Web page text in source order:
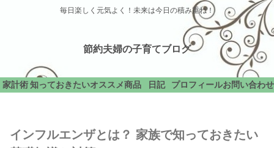
毎日楽しく元気よく！未来は今日の積み重ね！
節約夫婦の子育てブログ
家計術 知っておきたいオススメ商品 日記 プロフィールお問い合わせ
インフルエンザとは？ 家族で知っておきたい